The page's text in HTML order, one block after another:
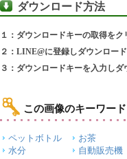
ダウンロード方法
１：ダウンロードキーの取得をク
２：LINE@に登録しダウンロー
３：ダウンロードキーを入力し
この画像のキーワード
ペットボトル お茶
水分
自動販売機